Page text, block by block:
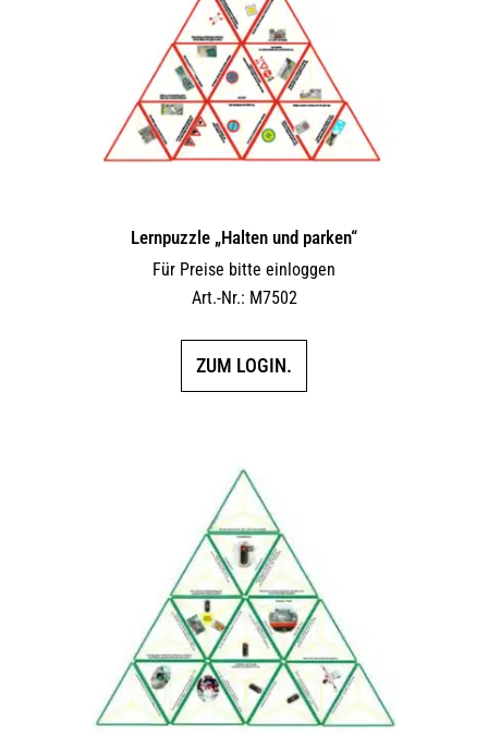
Lernpuzzle „Halten und parken“
Für Preise bitte einloggen
Art.-Nr.: M7502
ZUM LOGIN.